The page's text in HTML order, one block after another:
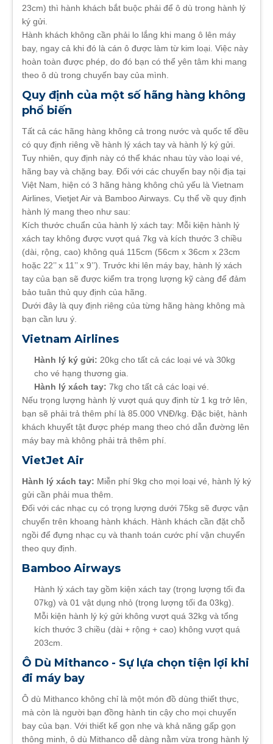
23cm) thì hành khách bắt buộc phải để ô dù trong hành lý
ký gửi.
Hành khách không cần phải lo lắng khi mang ô lên máy
bay, ngay cả khi đó là cán ô được làm từ kim loại. Việc này
hoàn toàn được phép, do đó bạn có thể yên tâm khi mang
theo ô dù trong chuyến bay của mình.
Quy định của một số hãng hàng không
phổ biến
Tất cả các hãng hàng không cả trong nước và quốc tế đều
có quy định riêng về hành lý xách tay và hành lý ký gửi.
Tuy nhiên, quy định này có thể khác nhau tùy vào loại vé,
hãng bay và chặng bay. Đối với các chuyến bay nội địa tại
Việt Nam, hiện có 3 hãng hàng không chủ yếu là Vietnam
Airlines, Vietjet Air và Bamboo Airways. Cụ thể về quy định
hành lý mang theo như sau:
Kích thước chuẩn của hành lý xách tay: Mỗi kiện hành lý
xách tay không được vượt quá 7kg và kích thước 3 chiều
(dài, rộng, cao) không quá 115cm (56cm x 36cm x 23cm
hoặc 22’’ x 11’’ x 9’’). Trước khi lên máy bay, hành lý xách
tay của bạn sẽ được kiểm tra trọng lượng kỹ càng để đảm
bảo tuân thủ quy định của hãng.
Dưới đây là quy định riêng của từng hãng hàng không mà
bạn cần lưu ý.
Vietnam Airlines
Hành lý ký gửi: 20kg cho tất cả các loại vé và 30kg
cho vé hạng thương gia.
Hành lý xách tay: 7kg cho tất cả các loại vé.
Nếu trọng lượng hành lý vượt quá quy định từ 1 kg trở lên,
bạn sẽ phải trả thêm phí là 85.000 VNĐ/kg. Đặc biệt, hành
khách khuyết tật được phép mang theo chó dẫn đường lên
máy bay mà không phải trả thêm phí.
VietJet Air
Hành lý xách tay: Miễn phí 9kg cho mọi loại vé, hành lý ký
gửi cần phải mua thêm.
Đối với các nhạc cụ có trọng lượng dưới 75kg sẽ được vận
chuyển trên khoang hành khách. Hành khách cần đặt chỗ
ngồi để đựng nhạc cụ và thanh toán cước phí vận chuyển
theo quy định.
Bamboo Airways
Hành lý xách tay gồm kiện xách tay (trọng lượng tối đa
07kg) và 01 vật dụng nhỏ (trọng lượng tối đa 03kg).
Mỗi kiện hành lý ký gửi không vượt quá 32kg và tổng
kích thước 3 chiều (dài + rộng + cao) không vượt quá
203cm.
Ô Dù Mithanco - Sự lựa chọn tiện lợi khi
đi máy bay
Ô dù Mithanco không chỉ là một món đồ dùng thiết thực,
mà còn là người bạn đồng hành tin cậy cho mọi chuyến
bay của bạn. Với thiết kế gọn nhẹ và khả năng gấp gọn
thông minh, ô dù Mithanco dễ dàng nằm vừa trong hành lý